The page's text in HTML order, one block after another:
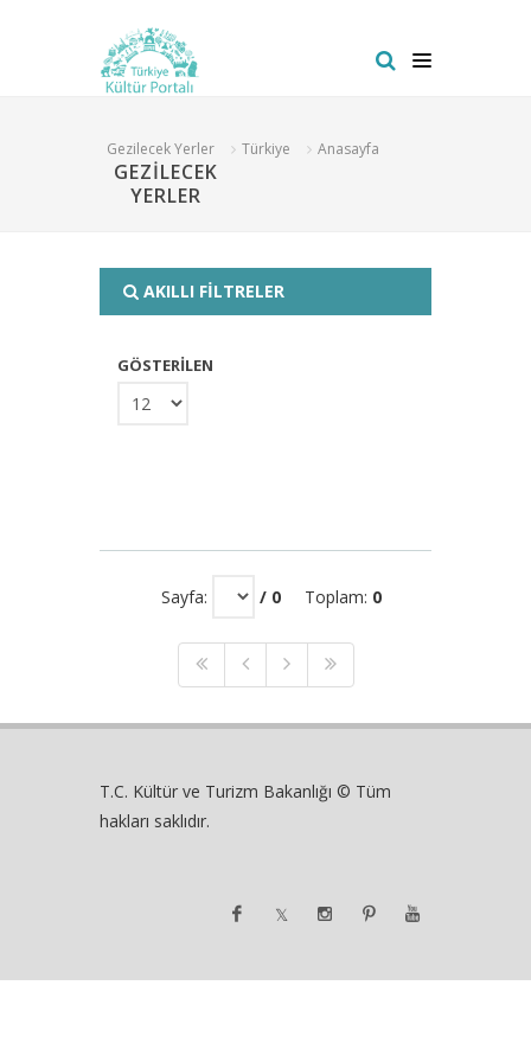
Gezilecek Yerler Türkiye Anasayfa
GEZİLECEK
YERLER
AKILLI FİLTRELER
GÖSTERİLEN
Sayfa: / 0 Toplam: 0
T.C. Kültür ve Turizm Bakanlığı © Tüm
hakları saklıdır.